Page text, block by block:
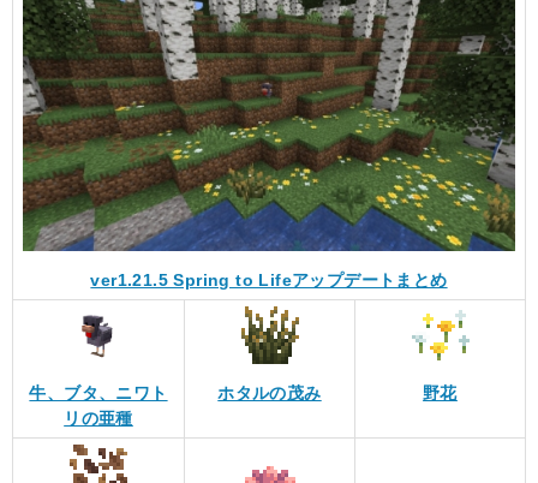
ver1.21.5 Spring to Lifeアップデートまとめ
牛、ブタ、ニワト
リの亜種
ホタルの茂み 野花